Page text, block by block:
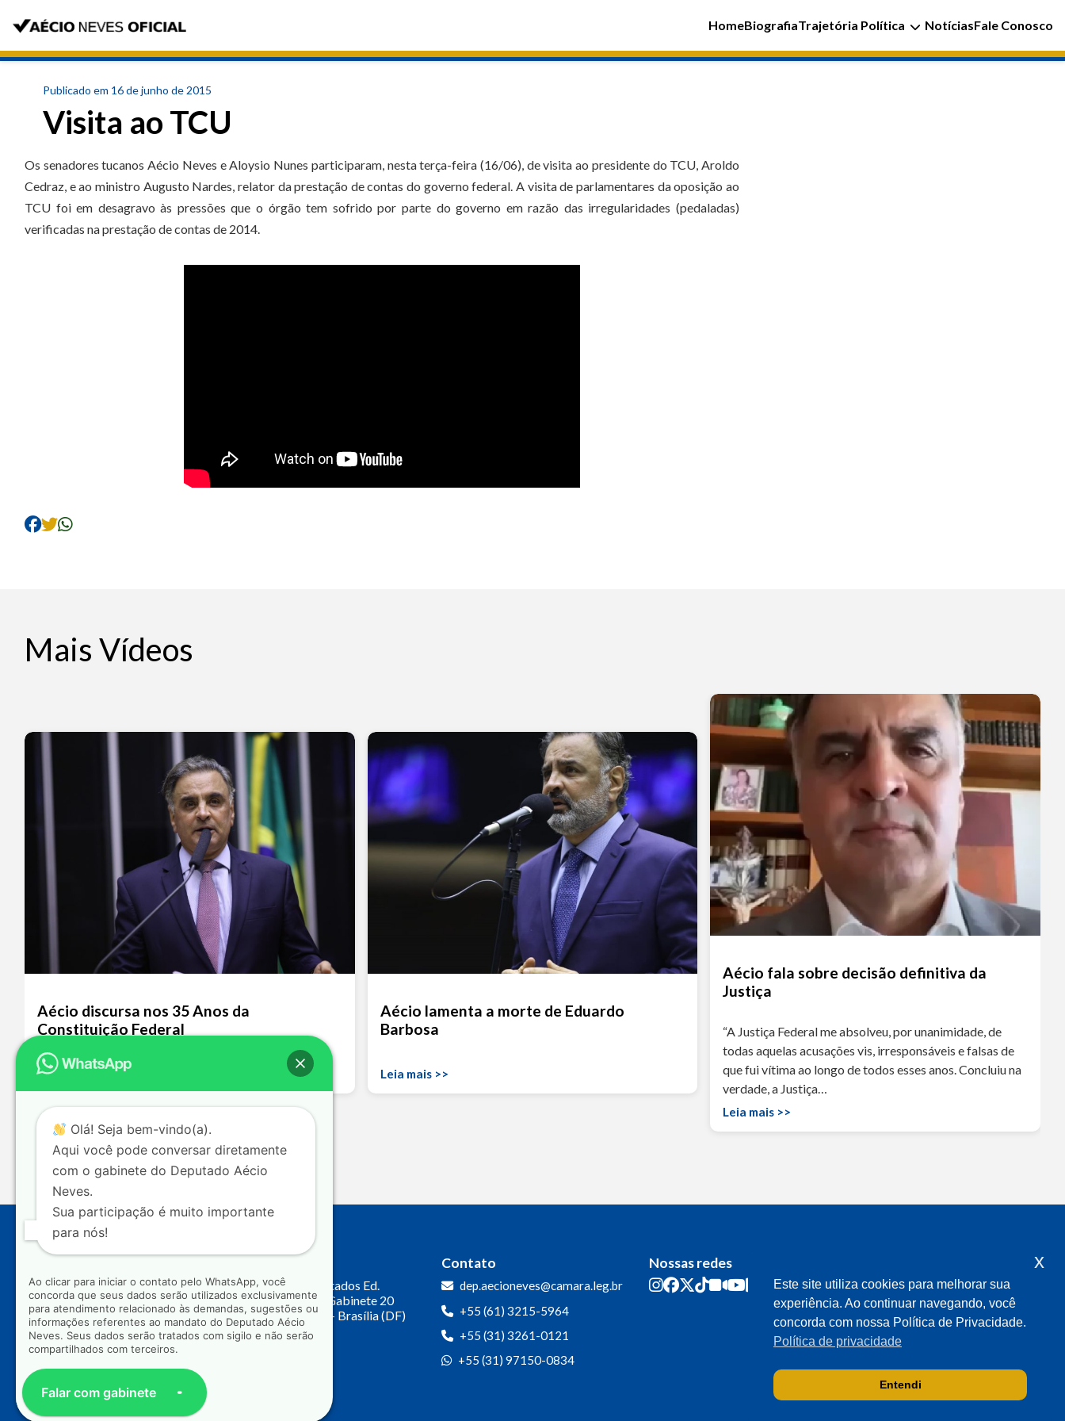
HomeBiografiaTrajetória Política NotíciasFale Conosco
Publicado em 16 de junho de 2015
Visita ao TCU
Os senadores tucanos Aécio Neves e Aloysio Nunes participaram, nesta terça-feira (16/06), de visita ao presidente do TCU, Aroldo
Cedraz, e ao ministro Augusto Nardes, relator da prestação de contas do governo federal. A visita de parlamentares da oposição ao
TCU foi em desagravo às pressões que o órgão tem sofrido por parte do governo em razão das irregularidades (pedaladas)
verificadas na prestação de contas de 2014.
Mais Vídeos
Aécio discursa nos 35 Anos da
Constituição Federal
Leia mais >>
Aécio lamenta a morte de Eduardo
Barbosa
Leia mais >>
Aécio fala sobre decisão definitiva da
Justiça
“A Justiça Federal me absolveu, por unanimidade, de
todas aquelas acusações vis, irresponsáveis e falsas de
que fui vítima ao longo de todos esses anos. Concluiu na
verdade, a Justiça…
Leia mais >>
Câmara dos Deputados Ed.
Principal, Ala C – Gabinete 20
CEP: 70.160-900 – Brasília (DF)
Contato
dep.aecioneves@camara.leg.br
+55 (61) 3215-5964
+55 (31) 3261-0121
+55 (31) 97150-0834
Nossas redes
Olá! Seja bem-vindo(a).
Aqui você pode conversar diretamente
com o gabinete do Deputado Aécio
Neves.
Sua participação é muito importante
para nós!
Ao clicar para iniciar o contato pelo WhatsApp, você
concorda que seus dados serão utilizados exclusivamente
para atendimento relacionado às demandas, sugestões ou
informações referentes ao mandato do Deputado Aécio
Neves. Seus dados serão tratados com sigilo e não serão
compartilhados com terceiros.
Falar com gabinete
Este site utiliza cookies para melhorar sua
experiência. Ao continuar navegando, você
concorda com nossa Política de Privacidade.
Política de privacidade
Entendi
x